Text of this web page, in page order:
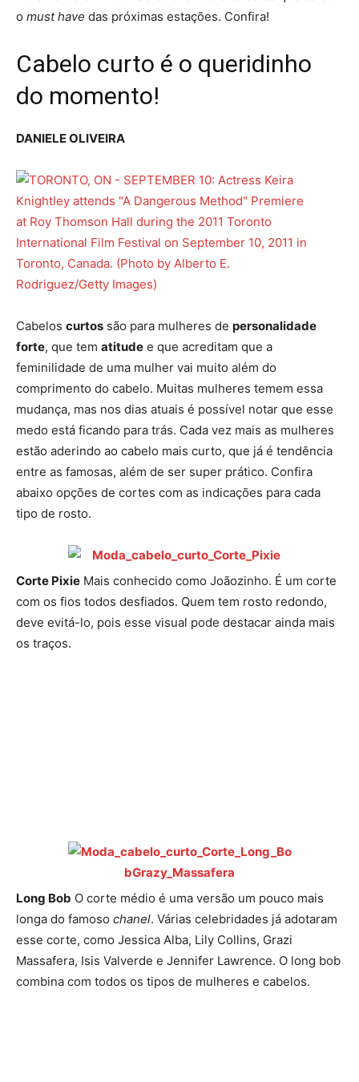
o must have das próximas estações. Confira!
Cabelo curto é o queridinho
do momento!
DANIELE OLIVEIRA
Cabelos curtos são para mulheres de personalidade
forte, que tem atitude e que acreditam que a
feminilidade de uma mulher vai muito além do
comprimento do cabelo. Muitas mulheres temem essa
mudança, mas nos dias atuais é possível notar que esse
medo está ficando para trás. Cada vez mais as mulheres
estão aderindo ao cabelo mais curto, que já é tendência
entre as famosas, além de ser super prático. Confira
abaixo opções de cortes com as indicações para cada
tipo de rosto.
Corte Pixie Mais conhecido como Joãozinho. É um corte
com os fios todos desfiados. Quem tem rosto redondo,
deve evitá-lo, pois esse visual pode destacar ainda mais
os traços.
Long Bob O corte médio é uma versão um pouco mais
longa do famoso chanel. Várias celebridades já adotaram
esse corte, como Jessica Alba, Lily Collins, Grazi
Massafera, Isis Valverde e Jennifer Lawrence. O long bob
combina com todos os tipos de mulheres e cabelos.